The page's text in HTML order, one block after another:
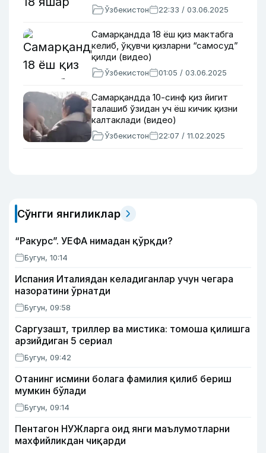
Ўзбекистон 22:33 / 03.06.2025
Самарқандда 18 ёш қиз мактабга
келиб, ўқувчи қизларни “самосуд”
қилди (видео)
Ўзбекистон 01:05 / 03.06.2025
Самарқандда 10-синф қиз йигит
талашиб ўзидан уч ёш кичик қизни
калтаклади (видео)
Ўзбекистон 22:07 / 11.02.2025
Сўнгги янгиликлар
“Ракурс”. УЕФА нимадан қўрқди?
Бугун, 10:14
Испания Италиядан келадиганлар учун чегара
назоратини ўрнатди
Бугун, 09:58
Саргузашт, триллер ва мистика: томоша қилишга
арзийдиган 5 сериал
Бугун, 09:42
Отанинг исмини болага фамилия қилиб бериш
мумкин бўлади
Бугун, 09:14
Пентагон НУЖларга оид янги маълумотларни
махфийликдан чиқарди